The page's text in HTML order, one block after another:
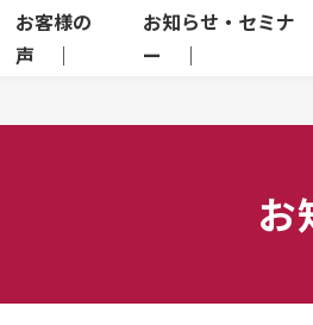
お客様の
声 ｜
お知らせ・セミナ
ー ｜
お